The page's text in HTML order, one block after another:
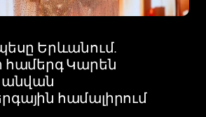
Երևանում.
համերգ Կարեն
անվան
համալիրում